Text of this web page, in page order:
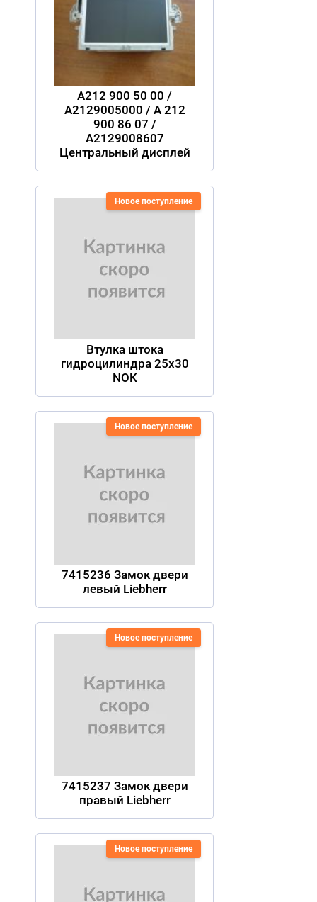
A212 900 50 00 /
A2129005000 / A 212
900 86 07 /
A2129008607
Центральный дисплей
Новое поступление
Втулка штока
гидроцилиндра 25х30
NOK
Новое поступление
7415236 Замок двери
левый Liebherr
Новое поступление
7415237 Замок двери
правый Liebherr
Новое поступление